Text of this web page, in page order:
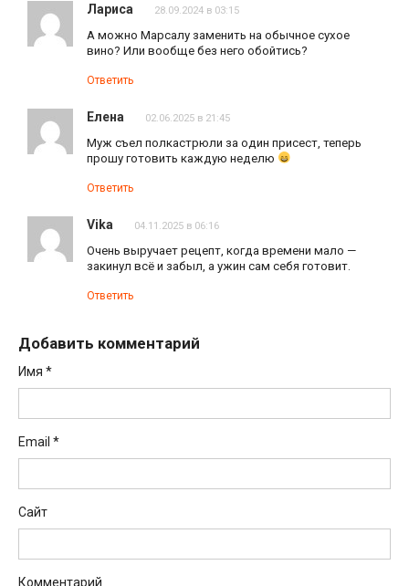
Лариса 28.09.2024 в 03:15
А можно Марсалу заменить на обычное сухое
вино? Или вообще без него обойтись?
Ответить
Елена 02.06.2025 в 21:45
Муж съел полкастрюли за один присест, теперь
прошу готовить каждую неделю
Ответить
Vika 04.11.2025 в 06:16
Очень выручает рецепт, когда времени мало —
закинул всё и забыл, а ужин сам себя готовит.
Ответить
Добавить комментарий
Имя *
Email *
Сайт
Комментарий